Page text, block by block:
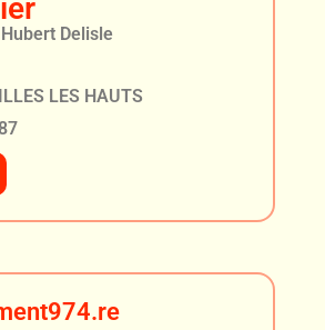
Delisle
LES HAUTS